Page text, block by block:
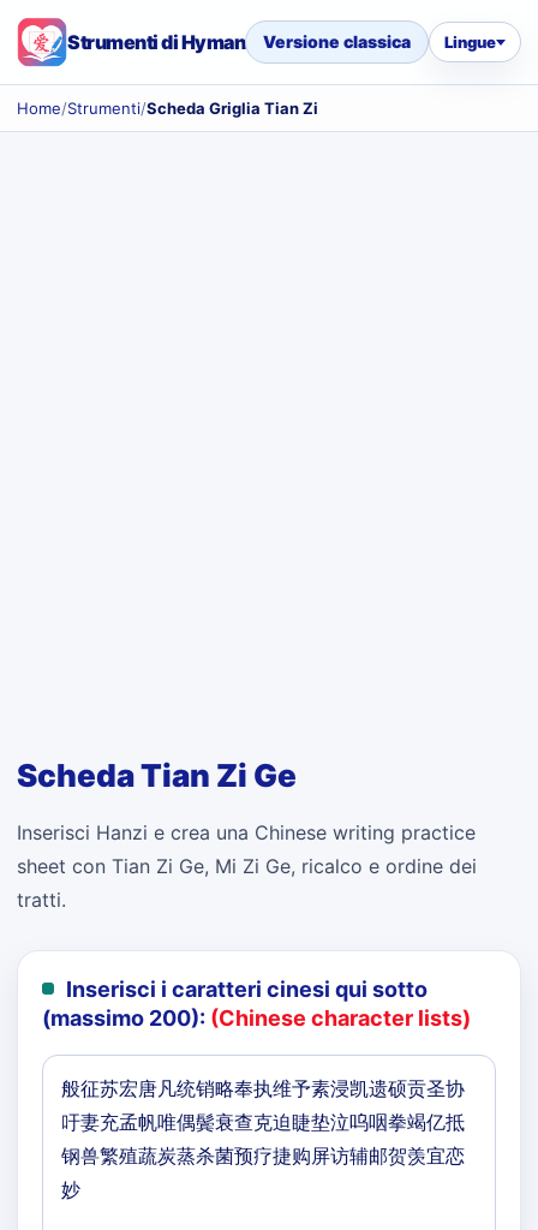
Strumenti di Hyman Versione classica Lingue
Home/Strumenti/Scheda Griglia Tian Zi
Scheda Tian Zi Ge
Inserisci Hanzi e crea una Chinese writing practice
sheet con Tian Zi Ge, Mi Zi Ge, ricalco e ordine dei
tratti.
Inserisci i caratteri cinesi qui sotto
(massimo 200): (Chinese character lists)